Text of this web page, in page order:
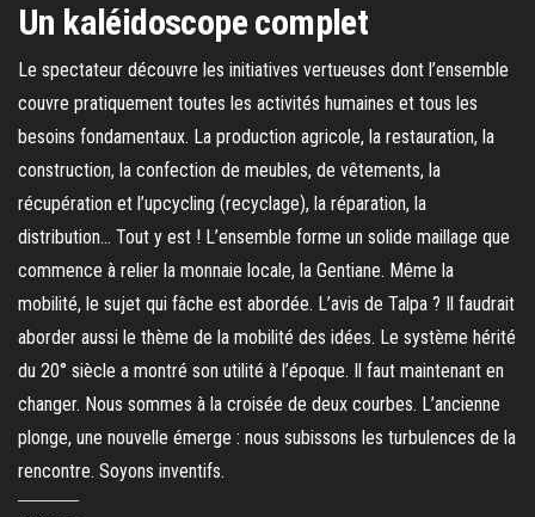
Un kaléidoscope complet
Le spectateur découvre les initiatives vertueuses dont l’ensemble
couvre pratiquement toutes les activités humaines et tous les
besoins fondamentaux. La production agricole, la restauration, la
construction, la confection de meubles, de vêtements, la
récupération et l’upcycling (recyclage), la réparation, la
distribution… Tout y est ! L’ensemble forme un solide maillage que
commence à relier la monnaie locale, la Gentiane. Même la
mobilité, le sujet qui fâche est abordée. L’avis de Talpa ? Il faudrait
aborder aussi le thème de la mobilité des idées. Le système hérité
du 20° siècle a montré son utilité à l’époque. Il faut maintenant en
changer. Nous sommes à la croisée de deux courbes. L’ancienne
plonge, une nouvelle émerge : nous subissons les turbulences de la
rencontre. Soyons inventifs.